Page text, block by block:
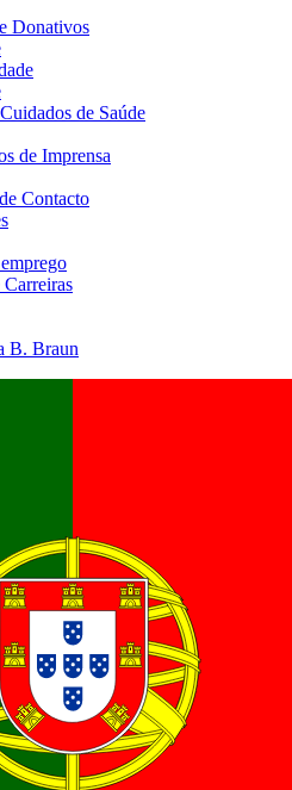
Donativos
de Saúde
de Imprensa
Contacto
Carreiras
B. Braun